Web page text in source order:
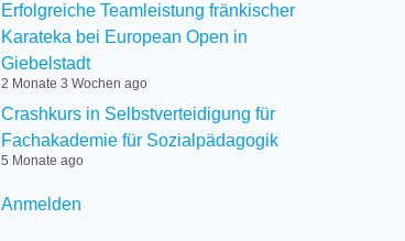
Erfolgreiche Teamleistung fränkischer
Karateka bei European Open in
Giebelstadt
2 Monate 3 Wochen ago
Crashkurs in Selbstverteidigung für
Fachakademie für Sozialpädagogik
5 Monate ago
User
Anmelden